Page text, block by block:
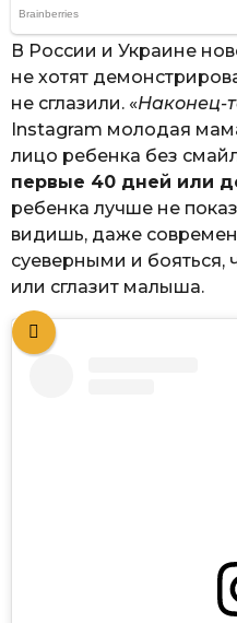
В России и Украине
не хотят
не сглазили. «Наконец-
Instagram молодая
лицо ребенка без
первые 40 дней или
ребенка лучше не
видишь, даже
суеверными и бояться,
или сглазит малыша.